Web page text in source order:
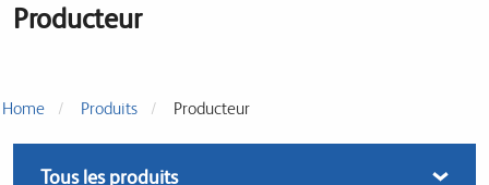
Producteur
Home Produits Producteur